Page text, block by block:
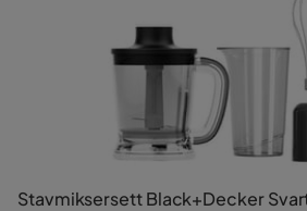
Stavmiksersett Black+Decker